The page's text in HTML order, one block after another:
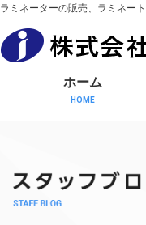
ラミネーターの販売、ラミネー
ホーム
HOME